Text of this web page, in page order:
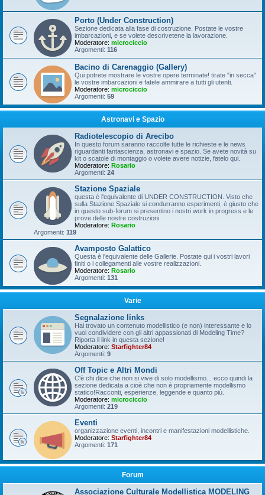
Porto (Under Construction)
Sezione dedicata alla fase di costruzione. Postate le vostre
imbarcazioni, e se volete descrivetene la lavorazione.
Moderatore: microciccio
Argomenti: 116
Bacino di Carenaggio (Gallery)
Qui potrete mostrare le vostre opere terminate! tirate "in secca"
le vostre imbarcazioni e fatele ammirare a tutti gli utenti.
Moderatore: microciccio
Argomenti: 59
Astronavi e Spazio
Radiotelescopio di Arecibo
In questo forum saranno raccolte tutte le richieste e le news
riguardanti fantascienza, astronavi e spazio. Se avete novità su
kit o scatole di montaggio o volete avere notizie, fatelo qui.
Moderatore: Rosario
Argomenti: 24
Stazione Spaziale
questa è l'equivalente di UNDER CONSTRUCTION. Visto che
sulla Stazione Spaziale si condurranno esperimenti, è giusto che
in questo sub-forum si presentino i nostri work in progress e le
prove delle nostre costruzioni.
Moderatore: Rosario
Argomenti: 119
Avamposto Galattico
Questa è l'equivalente delle Gallerie. Postate qui i vostri lavori
finiti o i collegamenti alle vostre realizzazioni.
Moderatore: Rosario
Argomenti: 131
Varie
Segnalazione links
Hai trovato un contenuto modellistico (e non) interessante e lo
vuoi condividere con gli altri appassionati di Modeling Time?
Riporta il link in questa sezione!
Moderatore: Starfighter84
Argomenti: 9
Off Topic e Altri Mondi
C'è chi dice che non si vive di solo modellismo... ecco quindi la
sezione dedicata a cioè che non è propriamente modellismo
statico!Racconti, esperienze, leggende e quanto più.
Moderatore: microciccio
Argomenti: 219
Eventi
organizzazione eventi, incontri e manifestazioni modellistiche.
Moderatore: Starfighter84
Argomenti: 171
Forum
Associazione Culturale Modellistica MODELING